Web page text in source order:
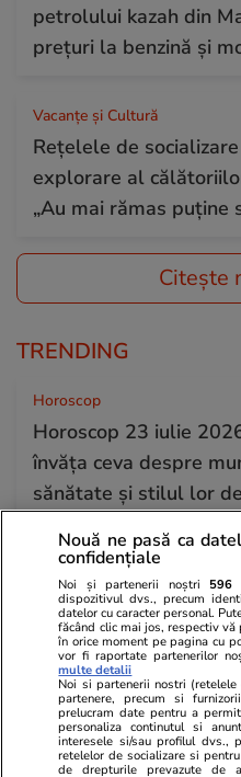
petrolului kazah din
prețuri la benzină și
Vacanțe și Cultură
Rețelele de
explorare al
„Au mai rămas puține
Citește
TRENDING
Horoscop
Horoscop 23 iulie
învăța ceva despre
sănătate și stilul lor
Bani și Afaceri
Scăderea deficitului
lui Bolojan
jumătatea drumului,
creditorii se supără,
săptămâni”
Nouă ne pasă ca
confidențiale
Noi și partenerii noștri 596
dispozitivul dvs., precum
datelor cu caracter personal.
făcând clic mai jos, respectiv
în orice moment pe pagina cu
vor fi raportate partenerilor
multe detalii
Noi si partenerii nostri
partenere, precum si
prelucram date pentru a
personaliza continutul si
interesele si/sau profilul dvs.,
retelelor de socializare si
de drepturile prevazute de